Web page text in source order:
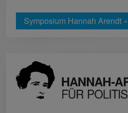
Symposium Hannah Arendt »